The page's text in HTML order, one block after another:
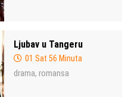
Ljubav u Tangeru
01 Sat 56 Minuta
drama, romansa